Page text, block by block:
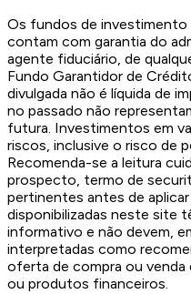
Os fundos de
contam com garantia do
agente fiduciário, de
Fundo Garantidor de
divulgada não é líquida de
no passado não
futura. Investimentos em
riscos, inclusive o risco de
Recomenda-se a leitura
prospecto, termo de
pertinentes antes de
disponibilizadas neste site
informativo e não devem,
interpretadas como
oferta de compra ou venda
ou produtos financeiros.